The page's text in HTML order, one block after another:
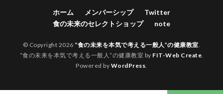
ホーム メンバーシップ
Twitter
食の未来のセレクトショップ
note
© Copyright 2026 “食の未来を本気で考える一般人”の健康教室
“食の未来を本気で考える一般人”の健康教室 by FIT-Web Create
Powered by WordPress